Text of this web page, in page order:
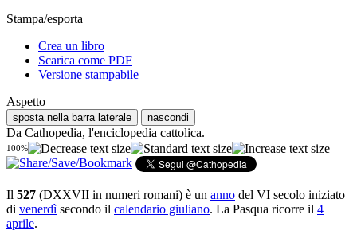
Stampa/esporta
Crea un libro
Scarica come PDF
Versione stampabile
Aspetto
sposta nella barra laterale nascondi
Da Cathopedia, l'enciclopedia cattolica.
100%
Il 527 (DXXVII in numeri romani) è un anno del VI secolo iniziato
di venerdì secondo il calendario giuliano. La Pasqua ricorre il 4
aprile.